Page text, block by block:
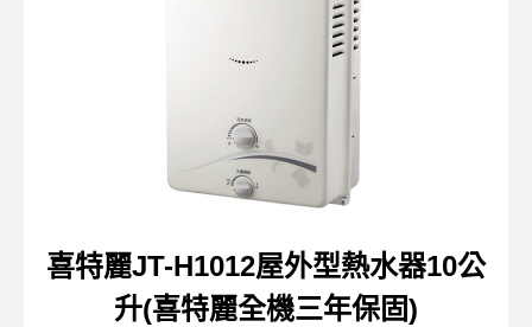
喜特麗JT-H1012屋外型熱水器10公
升(喜特麗全機三年保固)